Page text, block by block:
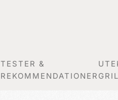
TESTER &
REKOMMENDATIONER